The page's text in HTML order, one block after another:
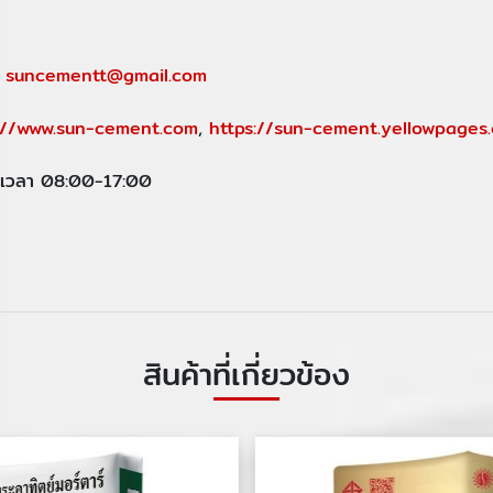
suncementt@gmail.com
www.sun-cement.com, https://sun-
วลา 08:00-17:00
สินค้าที่เกี่ยวข้อง